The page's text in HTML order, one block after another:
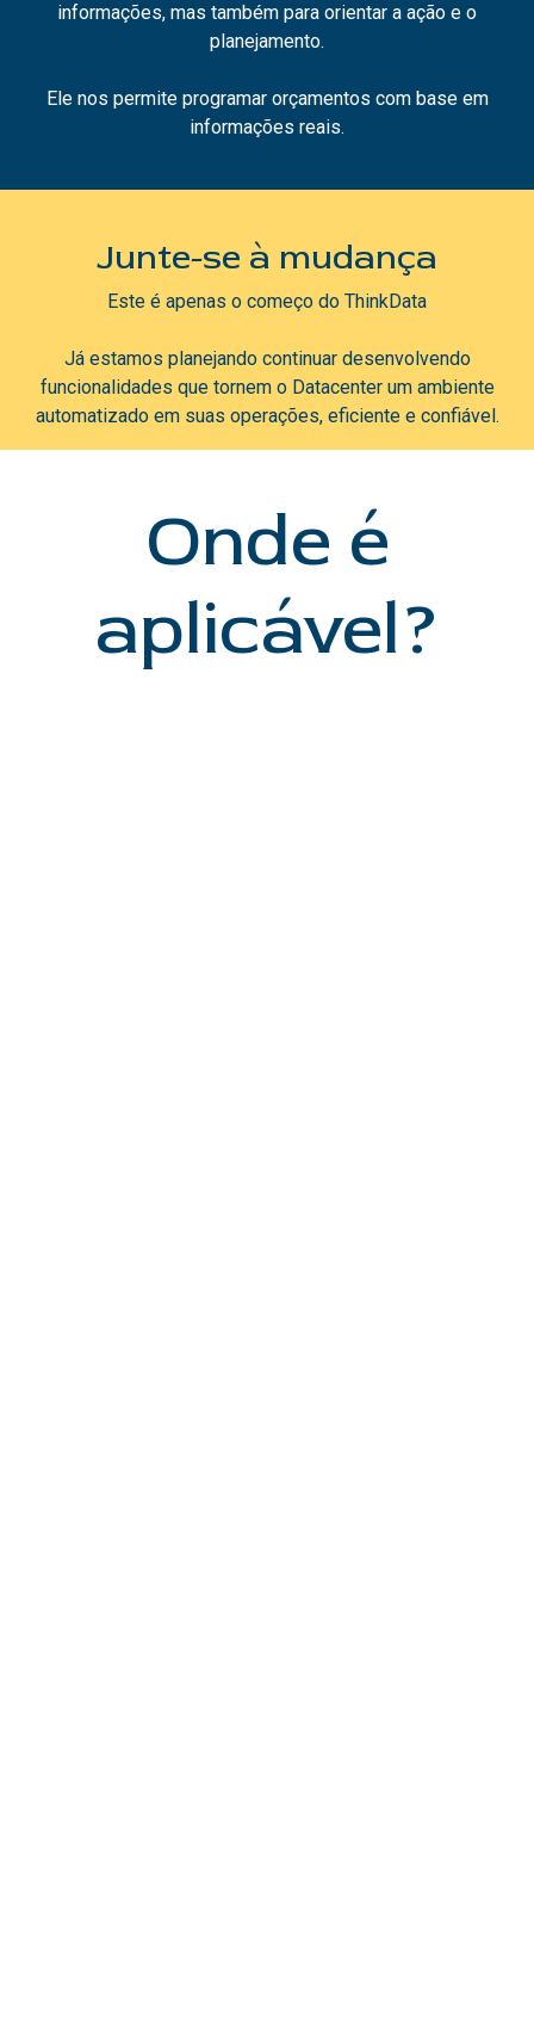
informações, mas também para orientar a ação e o
planejamento.
Ele nos permite programar orçamentos com base em
informações reais.
Junte-se à mudança
Este é apenas o começo do ThinkData
Já estamos planejando continuar desenvolvendo
funcionalidades que tornem o Datacenter um ambiente
automatizado em suas operações, eficiente e confiável.
Onde é
aplicável?